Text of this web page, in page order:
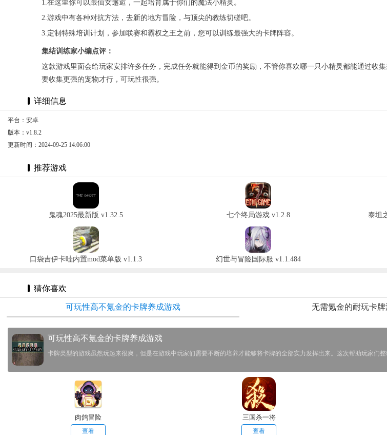
1.在这里你可以跟仙女邂逅，一起培育属于你们的魔法小精灵。
2.游戏中有各种对抗方法，去新的地方冒险，与顶尖的教练切磋吧。
3.定制特殊培训计划，参加联赛和霸权之王之前，您可以训练最强大的卡牌阵容。
集结训练家小编点评：
这款游戏里面会给玩家安排许多任务，完成任务就能得到金币的奖励，不管你喜欢哪一只小精灵都能通过收
要收集更强的宠物才行，可玩性很强。
详细信息
平台：安卓
版本：v1.8.2
更新时间：2024-09-25 14:06:00
推荐游戏
鬼魂2025最新版 v1.32.5 七个终局游戏 v1.2.8 泰坦
口袋吉伊卡哇内置mod菜单版 v1.1.3 幻世与冒险国际服 v1.1.484
猜你喜欢
可玩性高不氪金的卡牌养成游戏 无需氪金的耐玩卡
可玩性高不氪金的卡牌养成游戏
卡牌类型的游戏虽然玩起来很爽，但是在游戏中玩家们需要不断的培养才能够将卡牌的全部实力发挥出来。这次帮助玩家们
肉鸽冒险
查看
三国杀一将
成名
查看